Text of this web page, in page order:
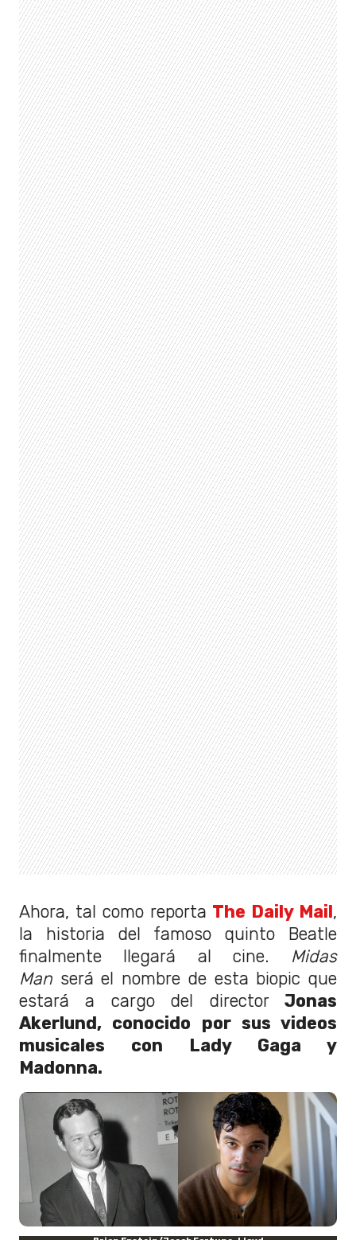
Ahora, tal como reporta The Daily Mail,
la historia del famoso quinto Beatle
finalmente llegará al cine. Midas
Man será el nombre de esta biopic que
estará a cargo del director Jonas
Akerlund, conocido por sus videos
musicales con Lady Gaga y
Madonna.